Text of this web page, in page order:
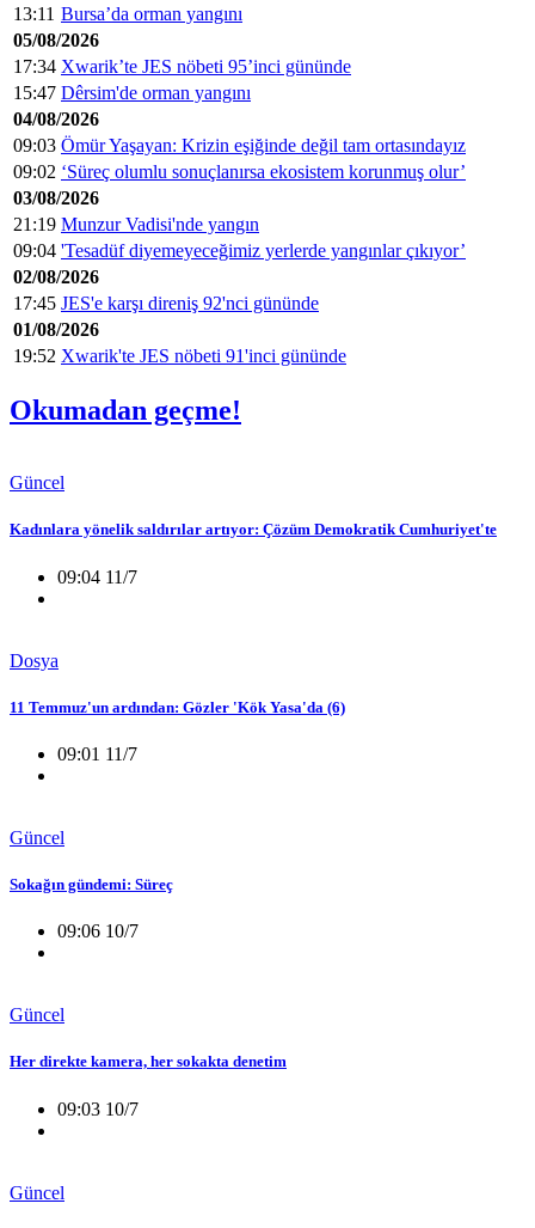
13:11 Bursa’da orman yangını
05/08/2026
17:34 Xwarik’te JES nöbeti 95’inci gününde
15:47 Dêrsim'de orman yangını
04/08/2026
09:03 Ömür Yaşayan: Krizin eşiğinde değil tam ortasındayız
09:02 ‘Süreç olumlu sonuçlanırsa ekosistem korunmuş olur’
03/08/2026
21:19 Munzur Vadisi'nde yangın
09:04 'Tesadüf diyemeyeceğimiz yerlerde yangınlar çıkıyor’
02/08/2026
17:45 JES'e karşı direniş 92'nci gününde
01/08/2026
19:52 Xwarik'te JES nöbeti 91'inci gününde
Okumadan geçme!
Güncel
Kadınlara yönelik saldırılar artıyor: Çözüm Demokratik Cumhuriyet'te
09:04 11/7
Dosya
11 Temmuz'un ardından: Gözler 'Kök Yasa'da (6)
09:01 11/7
Güncel
Sokağın gündemi: Süreç
09:06 10/7
Güncel
Her direkte kamera, her sokakta denetim
09:03 10/7
Güncel